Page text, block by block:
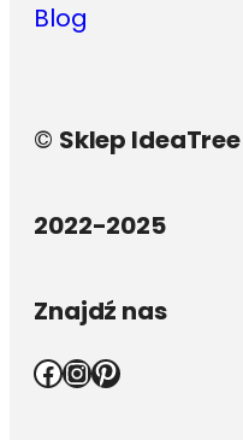
Blog
© Sklep IdeaTree
2022-2025
Znajdź nas
Facebook InstagramPinterest